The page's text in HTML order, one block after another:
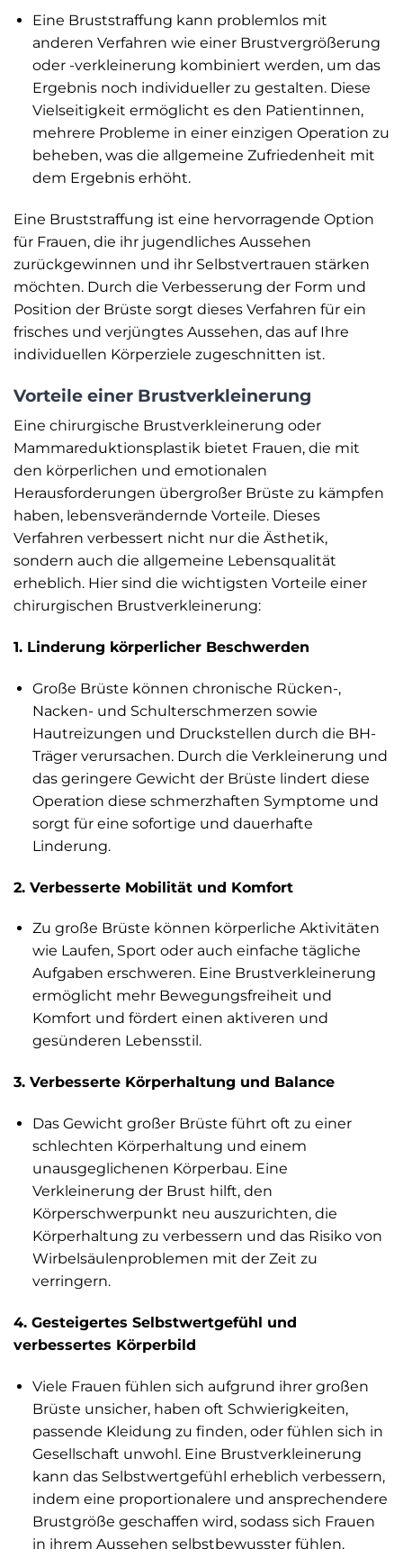
Eine Bruststraffung kann problemlos mit
anderen Verfahren wie einer Brustvergrößerung
oder -verkleinerung kombiniert werden, um das
Ergebnis noch individueller zu gestalten. Diese
Vielseitigkeit ermöglicht es den Patientinnen,
mehrere Probleme in einer einzigen Operation zu
beheben, was die allgemeine Zufriedenheit mit
dem Ergebnis erhöht.
Eine Bruststraffung ist eine hervorragende Option
für Frauen, die ihr jugendliches Aussehen
zurückgewinnen und ihr Selbstvertrauen stärken
möchten. Durch die Verbesserung der Form und
Position der Brüste sorgt dieses Verfahren für ein
frisches und verjüngtes Aussehen, das auf Ihre
individuellen Körperziele zugeschnitten ist.
Vorteile einer Brustverkleinerung
Eine chirurgische Brustverkleinerung oder
Mammareduktionsplastik bietet Frauen, die mit
den körperlichen und emotionalen
Herausforderungen übergroßer Brüste zu kämpfen
haben, lebensverändernde Vorteile. Dieses
Verfahren verbessert nicht nur die Ästhetik,
sondern auch die allgemeine Lebensqualität
erheblich. Hier sind die wichtigsten Vorteile einer
chirurgischen Brustverkleinerung:
1. Linderung körperlicher Beschwerden
Große Brüste können chronische Rücken-,
Nacken- und Schulterschmerzen sowie
Hautreizungen und Druckstellen durch die BH-
Träger verursachen. Durch die Verkleinerung und
das geringere Gewicht der Brüste lindert diese
Operation diese schmerzhaften Symptome und
sorgt für eine sofortige und dauerhafte
Linderung.
2. Verbesserte Mobilität und Komfort
Zu große Brüste können körperliche Aktivitäten
wie Laufen, Sport oder auch einfache tägliche
Aufgaben erschweren. Eine Brustverkleinerung
ermöglicht mehr Bewegungsfreiheit und
Komfort und fördert einen aktiveren und
gesünderen Lebensstil.
3. Verbesserte Körperhaltung und Balance
Das Gewicht großer Brüste führt oft zu einer
schlechten Körperhaltung und einem
unausgeglichenen Körperbau. Eine
Verkleinerung der Brust hilft, den
Körperschwerpunkt neu auszurichten, die
Körperhaltung zu verbessern und das Risiko von
Wirbelsäulenproblemen mit der Zeit zu
verringern.
4. Gesteigertes Selbstwertgefühl und
verbessertes Körperbild
Viele Frauen fühlen sich aufgrund ihrer großen
Brüste unsicher, haben oft Schwierigkeiten,
passende Kleidung zu finden, oder fühlen sich in
Gesellschaft unwohl. Eine Brustverkleinerung
kann das Selbstwertgefühl erheblich verbessern,
indem eine proportionalere und ansprechendere
Brustgröße geschaffen wird, sodass sich Frauen
in ihrem Aussehen selbstbewusster fühlen.